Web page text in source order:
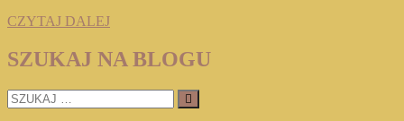
CZYTAJ DALEJCARO
ROBERTIS
„CANTORAS”
SZUKAJ NA BLOGU
SZUKAJ
…